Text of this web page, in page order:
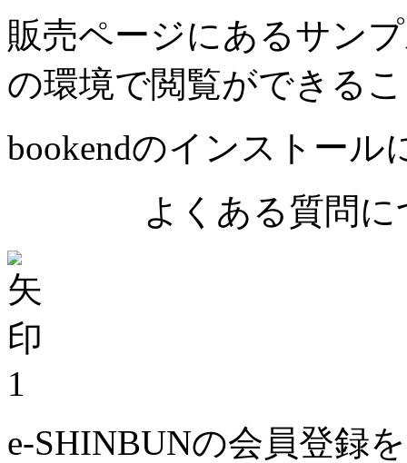
販売ページにあるサン
の環境で閲覧ができる
bookendのインストール
よくある質問に
1
e-SHINBUNの会員登録